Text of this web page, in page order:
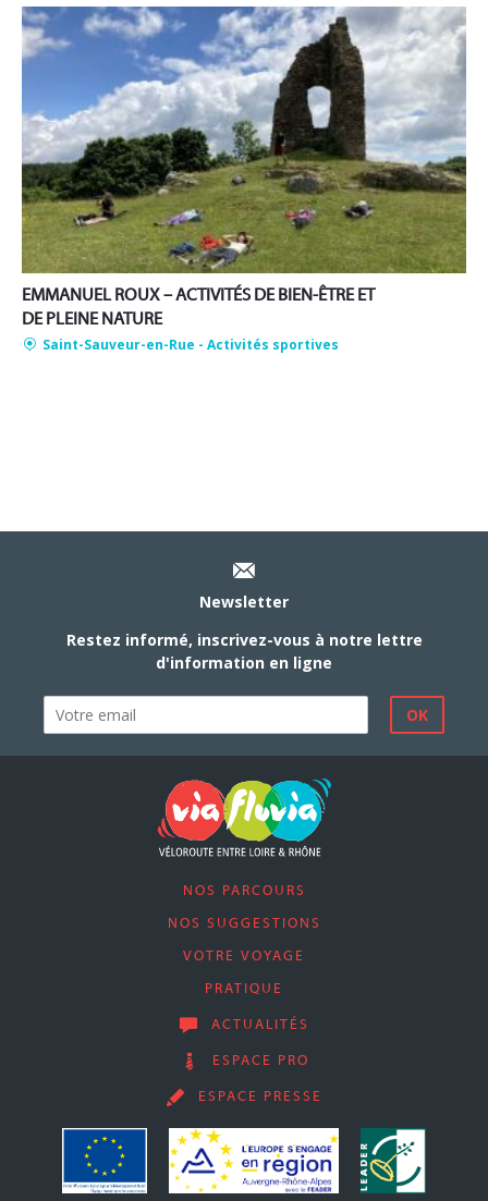
EMMANUEL ROUX – ACTIVITÉS DE BIEN-ÊTRE ET
DE PLEINE NATURE
Saint-Sauveur-en-Rue - Activités sportives
Newsletter
Restez informé, inscrivez-vous à notre lettre
d'information en ligne
NOS PARCOURS
NOS SUGGESTIONS
VOTRE VOYAGE
PRATIQUE
ACTUALITÉS
ESPACE PRO
ESPACE PRESSE